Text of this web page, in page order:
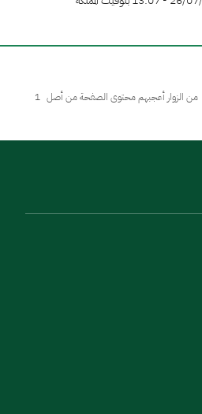
من الزوار أعجبهم محتوى الصفحة من أصل 1